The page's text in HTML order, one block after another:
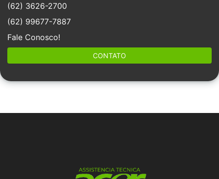
(62) 3626-2700
(62) 99677-7887
Fale Conosco!
CONTATO